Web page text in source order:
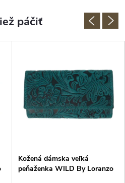
Kožená dámska veľká
peňaženka WILD By Loranzo